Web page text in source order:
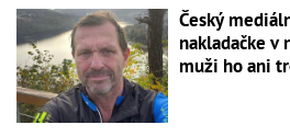
Český
nakladačke v
muži ho ani